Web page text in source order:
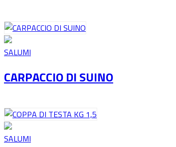
SALUMI
CARPACCIO DI SUINO
SALUMI